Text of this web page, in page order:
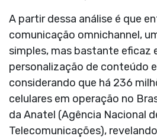
A partir dessa análise é que
comunicação omnichannel,
simples, mas bastante eficaz
personalização de conteúdo
considerando que há 236
celulares em operação no
da Anatel (Agência Nacional
Telecomunicações),